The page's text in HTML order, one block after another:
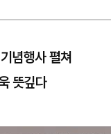
념행사 펼쳐
뜻깊다